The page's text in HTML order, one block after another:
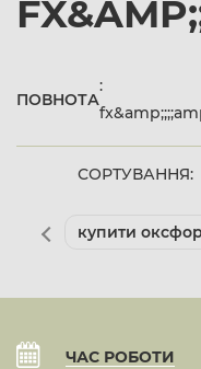
СОРТУВАННЯ:
ПОВНОТА
:
купити
ЧАС РОБОТИ